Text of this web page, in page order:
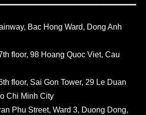
Bac Hong Ward, Dong Anh
floor, 98 Hoang Quoc Viet, Cau
floor, Sai Gon Tower, 29 Le Duan
Chi Minh City
Phu Street, Ward 3, Duong Dong,